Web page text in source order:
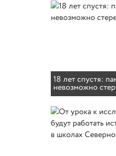
18 лет спустя:
невозможно